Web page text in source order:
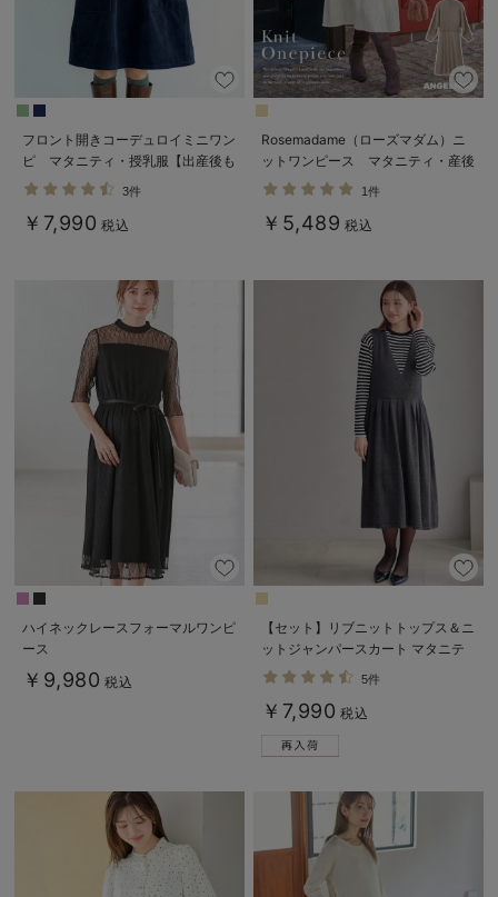
フロント開きコーデュロイミニワン
ピ マタニティ・授乳服【出産後も
長く使える】
3件
￥7,990 税込
Rosemadame（ローズマダム）ニ
ットワンピース マタニティ・産後
授乳服【出産後も長く使える】
1件
￥5,489 税込
ハイネックレースフォーマルワンピ
ース
￥9,980 税込
【セット】リブニットトップス＆ニ
ットジャンパースカート マタニテ
ィ・授乳服 【出産後も長く使え
5件
￥7,990 税込